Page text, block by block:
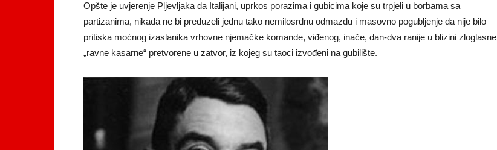
Opšte je uvjerenje Pljevljaka da Italijani, uprkos porazima i gubicima koje su trpjeli u borbama sa
partizanima, nikada ne bi preduzeli jednu tako nemilosrdnu odmazdu i masovno pogubljenje da nije bilo
pritiska moćnog izaslanika vrhovne njemačke komande, viđenog, inače, dan-dva ranije u blizini zloglasne
„ravne kasarne“ pretvorene u zatvor, iz kojeg su taoci izvođeni na gubilište.